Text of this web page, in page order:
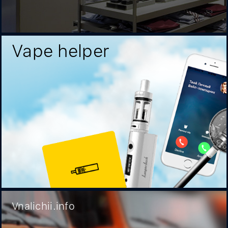
Vape helper
Vnalichii.info